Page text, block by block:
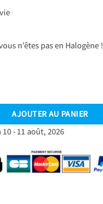
n’êtes pas en Halogène !
AJOUTER AU PANIER
- 11 août, 2026